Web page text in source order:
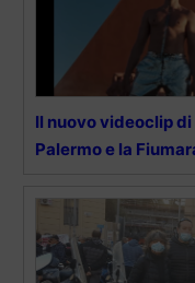
Il nuovo videoclip
Palermo e la